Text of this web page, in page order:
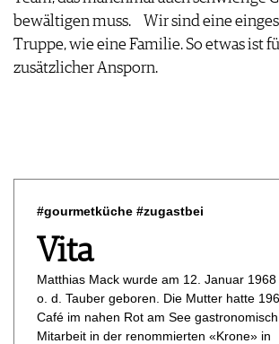
bewältigen muss. Wir sind eine
Truppe, wie eine Familie. So etwas ist
zusätzlicher Ansporn.
#gourmetküche #zugastbei
Vita
Matthias Mack wurde am 12. Januar
o. d. Tauber geboren. Die Mutter hatte
Café im nahen Rot am See
Mitarbeit in der renommierten «Krone» in